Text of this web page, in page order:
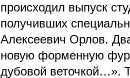
происходил выпуск
получивших
Алексеевич Орлов.
новую форменную
дубовой веточкой…».